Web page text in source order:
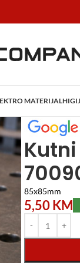
MATERIJAL
Početna/Alati
85x85mm
5,50KM